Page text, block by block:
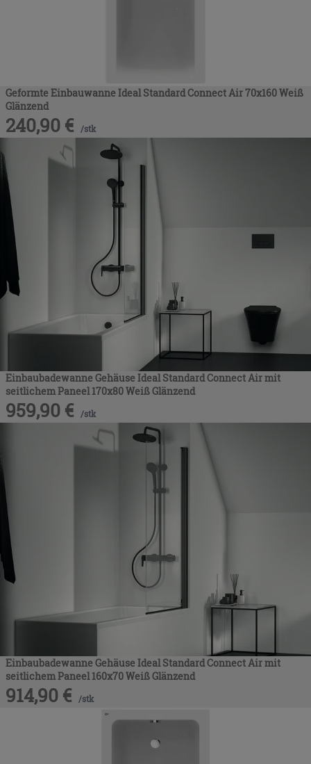
Geformte Einbauwanne Ideal Standard Connect Air 70x160 Weiß
Glänzend
240,90 € /stk
Einbaubadewanne Gehäuse Ideal Standard Connect Air mit
seitlichem Paneel 170x80 Weiß Glänzend
959,90 € /stk
Einbaubadewanne Gehäuse Ideal Standard Connect Air mit
seitlichem Paneel 160x70 Weiß Glänzend
914,90 € /stk